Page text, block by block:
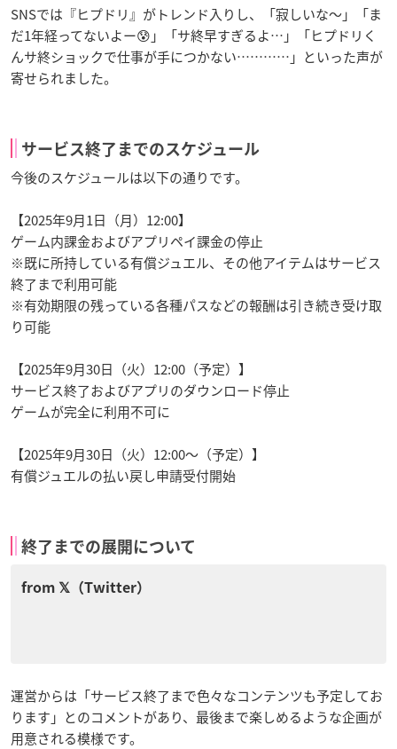
SNSでは『ヒプドリ』がトレンド入りし、「寂しいな〜」「ま
だ1年経ってないよー😰」「サ終早すぎるよ…」「ヒプドリく
んサ終ショックで仕事が手につかない…………」といった声が
寄せられました。
サービス終了までのスケジュール
今後のスケジュールは以下の通りです。
【2025年9月1日（月）12:00】
ゲーム内課金およびアプリペイ課金の停止
※既に所持している有償ジュエル、その他アイテムはサービス
終了まで利用可能
※有効期限の残っている各種パスなどの報酬は引き続き受け取
り可能
【2025年9月30日（火）12:00（予定）】
サービス終了およびアプリのダウンロード停止
ゲームが完全に利用不可に
【2025年9月30日（火）12:00～（予定）】
有償ジュエルの払い戻し申請受付開始
終了までの展開について
運営からは「サービス終了まで色々なコンテンツも予定してお
ります」とのコメントがあり、最後まで楽しめるような企画が
用意される模様です。